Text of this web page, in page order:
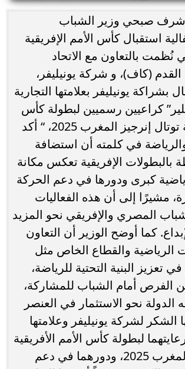
صبحي وزير الشباب
استقبال كأس الأمم الإفريقية
نُظمت بالتعاون مع الاتحاد
القدم (كاف)، و شركة يونيليفر،
بشراكة يونيليفر بعلامتها التجارية
كراعيين رسميين لبطولة كأس
الأمم الإفريقية توتال إنرجيز المغرب 2025، “ أكد
في كلمته أن استضافة
بالبطولات الإفريقية تعكس مكانة
كبرى ودورها في دعم الحركة
مشيرًا إلى أن هذه الفعاليات
المصري والإفريقي نحو المزيد
كما أوضح الوزير أن التعاون
الرياضية والقطاع الخاص مثل
تعزيز البنية التحتية للرياضة،
الفرص أمام الشباب للمشاركة،
الدولة نحو الاستثمار في العنصر
لشركة يونيليفر وعلامتها
لبطولة كأس الأمم الأفريقية
توتال إنرجيز المغرب 2025، ودورهما في دعم